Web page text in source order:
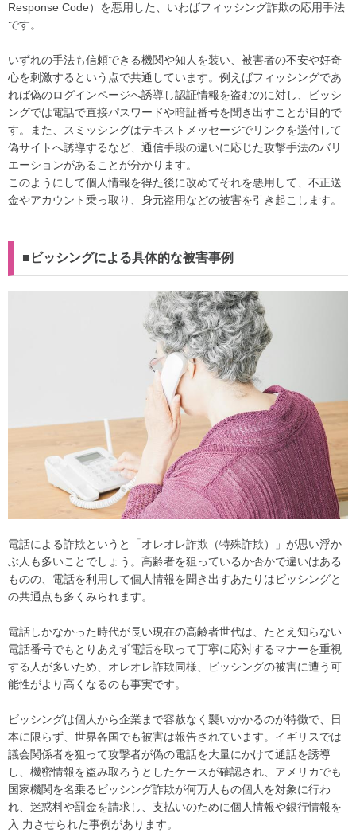
Response Code）を悪用した、いわばフィッシング詐欺の応用手法
です。
いずれの手法も信頼できる機関や知人を装い、被害者の不安や好奇
心を刺激するという点で共通しています。例えばフィッシングであ
れば偽のログインページへ誘導し認証情報を盗むのに対し、ビッシ
ングでは電話で直接パスワードや暗証番号を聞き出すことが目的で
す。また、スミッシングはテキストメッセージでリンクを送付して
偽サイトへ誘導するなど、通信手段の違いに応じた攻撃手法のバリ
エーションがあることが分かります。
このようにして個人情報を得た後に改めてそれを悪用して、不正送
金やアカウント乗っ取り、身元盗用などの被害を引き起こします。
■ビッシングによる具体的な被害事例
電話による詐欺というと「オレオレ詐欺（特殊詐欺）」が思い浮か
ぶ人も多いことでしょう。高齢者を狙っているか否かで違いはある
ものの、電話を利用して個人情報を聞き出すあたりはビッシングと
の共通点も多くみられます。
電話しかなかった時代が長い現在の高齢者世代は、たとえ知らない
電話番号でもとりあえず電話を取って丁寧に応対するマナーを重視
する人が多いため、オレオレ詐欺同様、ビッシングの被害に遭う可
能性がより高くなるのも事実です。
ビッシングは個人から企業まで容赦なく襲いかかるのが特徴で、日
本に限らず、世界各国でも被害は報告されています。イギリスでは
議会関係者を狙って攻撃者が偽の電話を大量にかけて通話を誘導
し、機密情報を盗み取ろうとしたケースが確認され、アメリカでも
国家機関を名乗るビッシング詐欺が何万人もの個人を対象に行わ
れ、迷惑料や罰金を請求し、支払いのために個人情報や銀行情報を
入 力させられた事例があります。